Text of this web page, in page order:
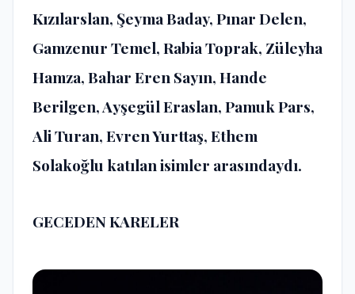
Kızılarslan, Şeyma Baday, Pınar Delen,
Gamzenur Temel, Rabia Toprak, Züleyha
Hamza, Bahar Eren Sayın, Hande
Berilgen, Ayşegül Eraslan, Pamuk Pars,
Ali Turan, Evren Yurttaş, Ethem
Solakoğlu katılan isimler arasındaydı.
GECEDEN KARELER